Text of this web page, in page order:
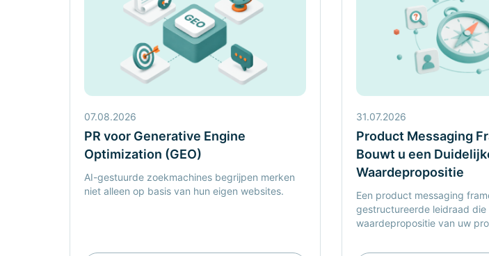
07.08.2026
PR voor Generative Engine
Optimization (GEO)
AI-gestuurde zoekmachines begrijpen merken
niet alleen op basis van hun eigen websites.
31.07.2026
Product Messaging
Bouwt u een
Waardepropositie
Een product messaging
gestructureerde leidraad
waardepropositie van uw